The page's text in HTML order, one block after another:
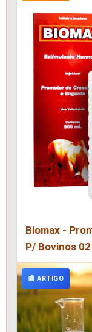
Biomax -
P/ Bovinos 02
📰 ARTIGO